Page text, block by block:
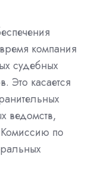
компания
судебных
Это касается
ведомств,
по